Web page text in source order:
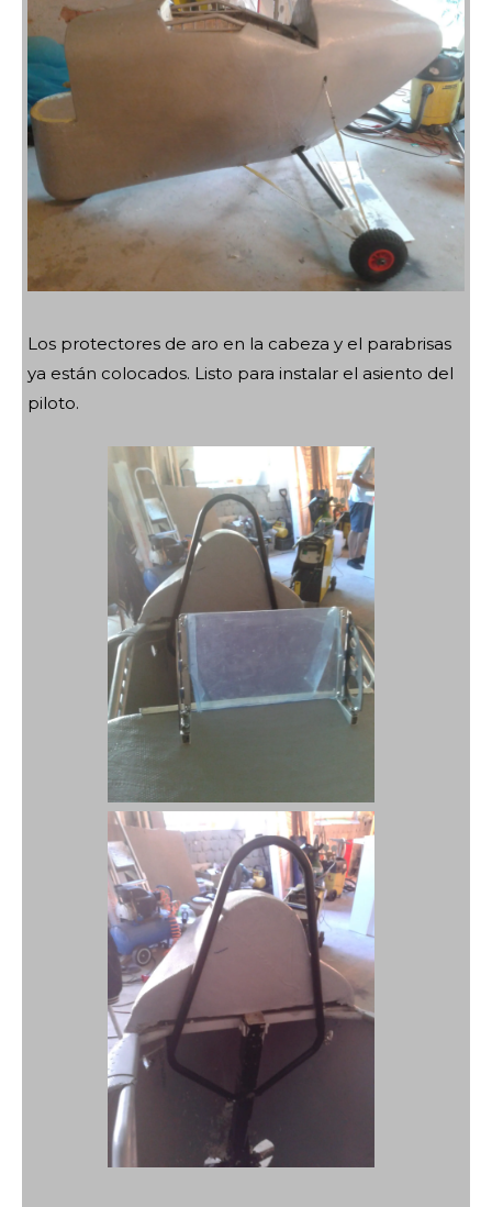
Los protectores de aro en la cabeza y el parabrisas
ya están colocados. Listo para instalar el asiento del
piloto.